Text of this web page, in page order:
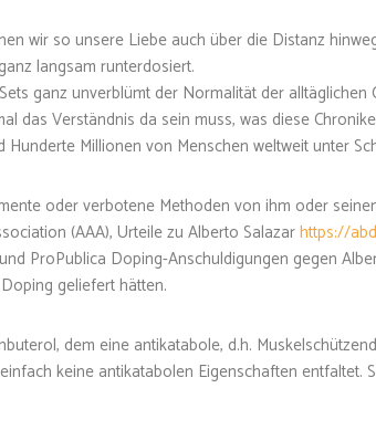
wir so unsere Liebe auch über die Distanz
langsam runterdosiert.
ganz unverblümt der Normalität der alltäglichen
das Verständnis da sein muss, was diese
Millionen von Menschen weltweit unter
oder verbotene Methoden von ihm oder
(AAA), Urteile zu Alberto Salazarhttps://
ProPublica Doping-Anschuldigungen gegen
geliefert hätten.
dem eine antikatabole, d.h.
keine antikatabolen Eigenschaften